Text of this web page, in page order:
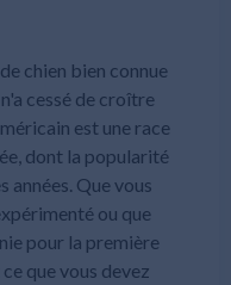
chien bien connue
cessé de croître
est une race
dont la popularité
années. Que vous
ou que
pour la première
que vous devez